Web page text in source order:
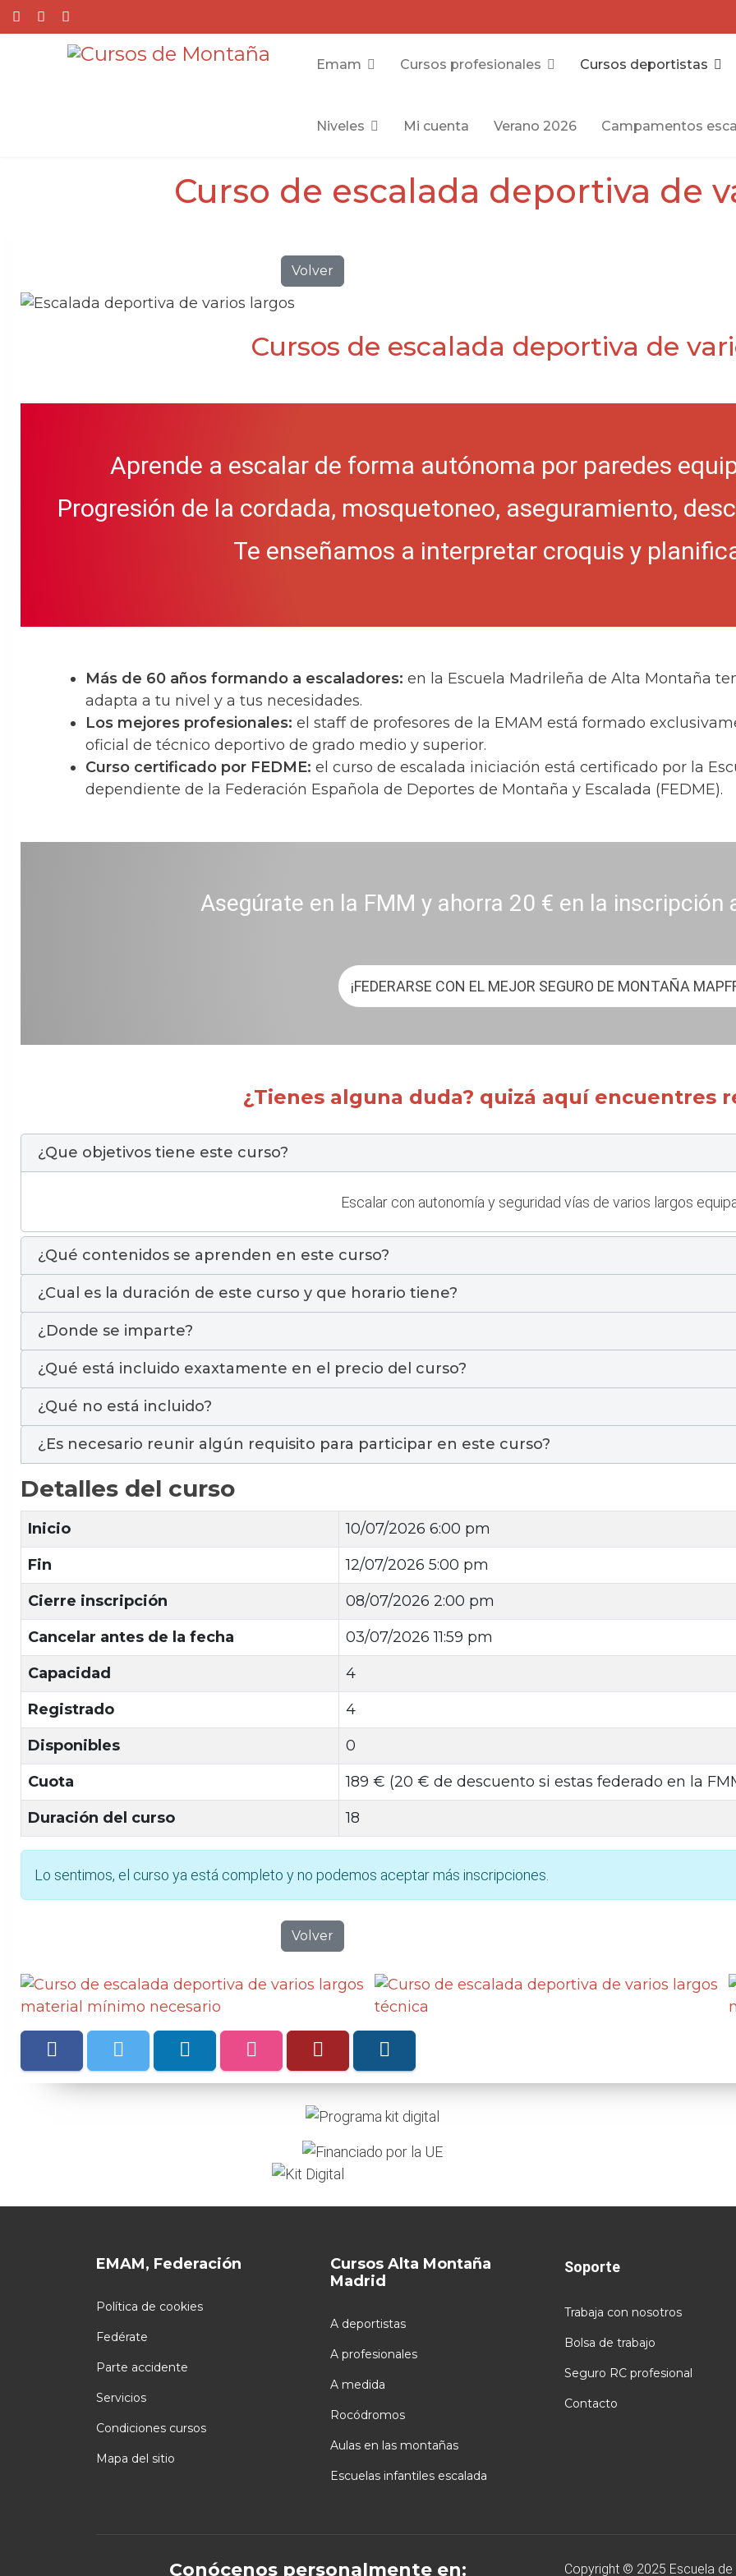
Emam Cursos profesionales Cursos deportistas
Niveles Mi cuenta Verano 2026 Campamentos
Curso de escalada deportiva de
Volver
Cursos de escalada deportiva de
Aprende a escalar de forma autónoma por paredes
Progresión de la cordada, mosquetoneo, aseguramiento,
Te enseñamos a interpretar croquis y
Más de 60 años formando a escaladores: en la Escuela Madrileña de Alta Montaña
adapta a tu nivel y a tus necesidades.
Los mejores profesionales: el staff de profesores de la EMAM está formado
oficial de técnico deportivo de grado medio y superior.
Curso certificado por FEDME: el curso de escalada iniciación está certificado por la
dependiente de la Federación Española de Deportes de Montaña y Escalada (FEDME).
Asegúrate en la FMM y ahorra 20 € en la inscripción
¡FEDERARSE CON EL MEJOR SEGURO DE MONTAÑA
¿Tienes alguna duda? quizá aquí encuentres
¿Que objetivos tiene este curso?
Escalar con autonomía y seguridad vías de varios largos
¿Qué contenidos se aprenden en este curso?
¿Cual es la duración de este curso y que horario tiene?
¿Donde se imparte?
¿Qué está incluido exaxtamente en el precio del curso?
¿Qué no está incluido?
¿Es necesario reunir algún requisito para participar en este curso?
Detalles del curso
Inicio
10/07/2026 6:00 pm
Fin
12/07/2026 5:00 pm
Cierre inscripción
08/07/2026 2:00 pm
Cancelar antes de la fecha
03/07/2026 11:59 pm
Capacidad
4
Registrado
4
Disponibles
0
Cuota
189 € (20 € de descuento si estas federado en la
Duración del curso
18
Lo sentimos, el curso ya está completo y no podemos aceptar más inscripciones.
Volver
EMAM, Federación
Política de cookies
Fedérate
Parte accidente
Servicios
Condiciones cursos
Mapa del sitio
Cursos Alta Montaña
Madrid
A deportistas
A profesionales
A medida
Rocódromos
Aulas en las montañas
Escuelas infantiles escalada
Soporte
Trabaja con nosotros
Bolsa de trabajo
Seguro RC profesional
Contacto
Conócenos personalmente en: Copyright © 2025 Escuela